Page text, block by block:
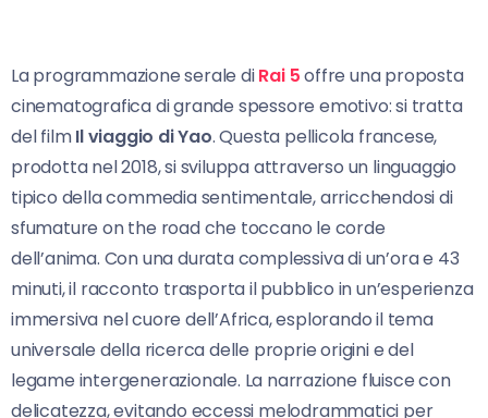
La programmazione serale diRai 5offre una proposta
cinematografica di grande spessore emotivo: si tratta
del filmIl viaggio di Yao. Questa pellicola francese,
prodotta nel 2018, si sviluppa attraverso un linguaggio
tipico della commedia sentimentale, arricchendosi di
sfumature on the road che toccano le corde
dell’anima. Con una durata complessiva di un’ora e 43
minuti, il racconto trasporta il pubblico in un’esperienza
immersiva nel cuore dell’Africa, esplorando il tema
universale della ricerca delle proprie origini e del
legame intergenerazionale. La narrazione fluisce con
delicatezza, evitando eccessi melodrammatici per